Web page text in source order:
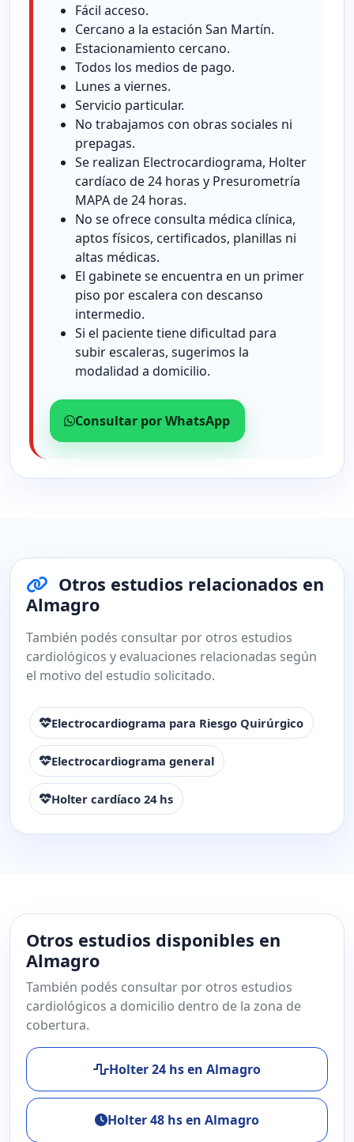
Fácil acceso.
Cercano a la estación San Martín.
Estacionamiento cercano.
Todos los medios de pago.
Lunes a viernes.
Servicio particular.
No trabajamos con obras sociales ni
prepagas.
Se realizan Electrocardiograma, Holter
cardíaco de 24 horas y Presurometría
MAPA de 24 horas.
No se ofrece consulta médica clínica,
aptos físicos, certificados, planillas ni
altas médicas.
El gabinete se encuentra en un primer
piso por escalera con descanso
intermedio.
Si el paciente tiene dificultad para
subir escaleras, sugerimos la
modalidad a domicilio.
Consultar por WhatsApp
Otros estudios relacionados en
Almagro
También podés consultar por otros estudios
cardiológicos y evaluaciones relacionadas según
el motivo del estudio solicitado.
Electrocardiograma para Riesgo Quirúrgico
Electrocardiograma general
Holter cardíaco 24 hs
Otros estudios disponibles en
Almagro
También podés consultar por otros estudios
cardiológicos a domicilio dentro de la zona de
cobertura.
Holter 24 hs en Almagro
Holter 48 hs en Almagro